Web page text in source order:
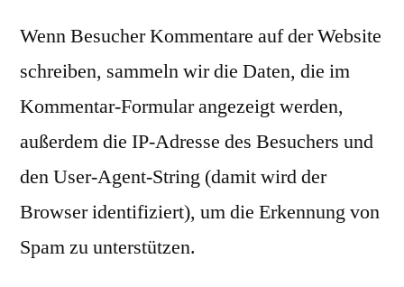
Wenn Besucher Kommentare auf der Website
schreiben, sammeln wir die Daten, die im
Kommentar-Formular angezeigt werden,
außerdem die IP-Adresse des Besuchers und
den User-Agent-String (damit wird der
Browser identifiziert), um die Erkennung von
Spam zu unterstützen.